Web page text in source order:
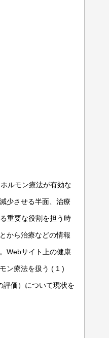
ルモン療法が有効な
少させる半面、治療
重要な役割を担う時
から治療などの情報
Webサイト上の健康
ン療法を扱う ( 1 )
評価）について現状を